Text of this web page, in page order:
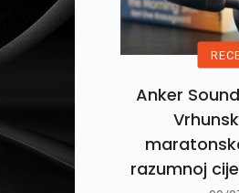
Anker
razumnoj